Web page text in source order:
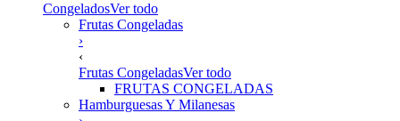
CongeladosVer todo
Frutas Congeladas
›
‹
Frutas CongeladasVer todo
FRUTAS CONGELADAS
Hamburguesas Y Milanesas